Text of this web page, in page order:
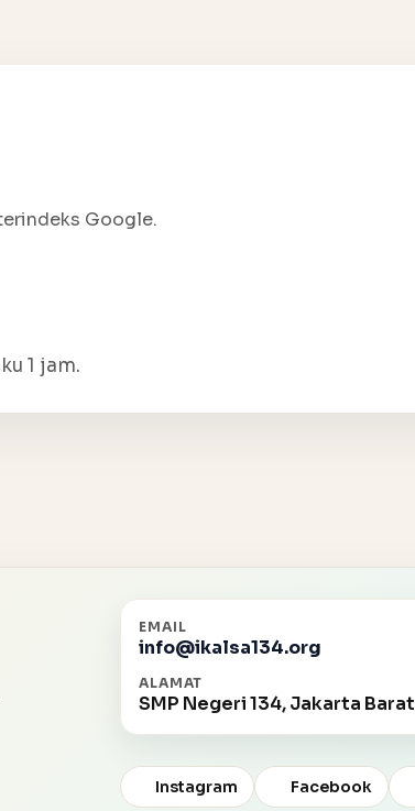
Google.
1 jam.
EMAIL
info@ikalsa134.org
ALAMAT
SMP Negeri 134, Jakarta Barat
Instagram Facebook